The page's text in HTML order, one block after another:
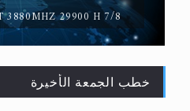
3880MHZ 29900 H 7/8
خطب الجمعة الأخيرة